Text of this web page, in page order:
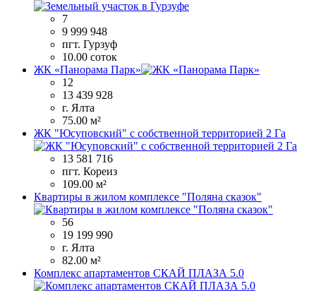
7
9 999 948
пгт. Гурзуф
10.00 соток
ЖК «Панорама Парк»
12
13 439 928
г. Ялта
75.00 м²
ЖК "Юсуповский" с собственной территорией 2 Га
13 581 716
пгт. Кореиз
109.00 м²
Квартиры в жилом комплексе "Поляна сказок"
56
19 199 990
г. Ялта
82.00 м²
Комплекс апартаментов СКАЙ ПЛАЗА 5.0